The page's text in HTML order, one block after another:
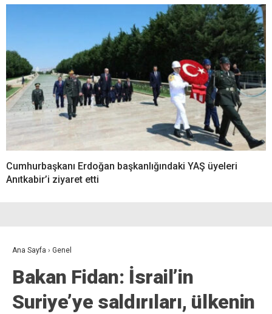
Cumhurbaşkanı Erdoğan başkanlığındaki YAŞ üyeleri
Anıtkabir’i ziyaret etti
Ana Sayfa › Genel
Bakan Fidan: İsrail’in
Suriye’ye saldırıları, ülkenin